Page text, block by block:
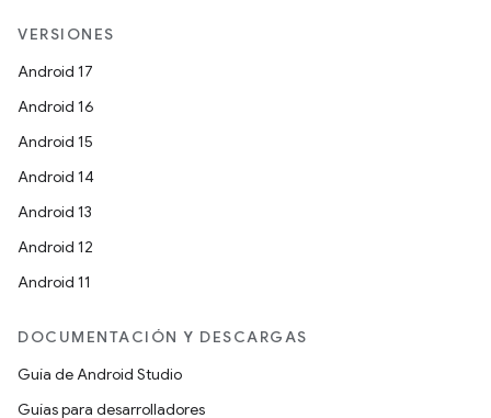
VERSIONES
Android 17
Android 16
Android 15
Android 14
Android 13
Android 12
Android 11
DOCUMENTACIÓN Y DESCARGAS
Guía de Android Studio
Guías para desarrolladores